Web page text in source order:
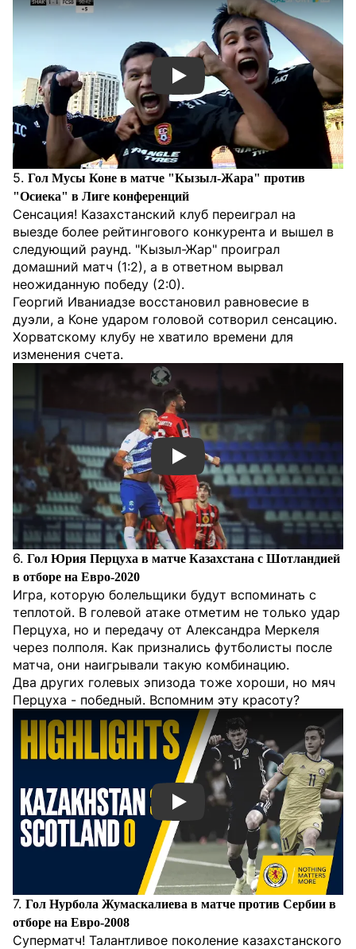
Смотреть видео YouTube
5. Гол Мусы Коне в матче "Кызыл-Жара" против
"Осиека" в Лиге конференций
Сенсация! Казахстанский клуб переиграл на
выезде более рейтингового конкурента и вышел в
следующий раунд. "Кызыл-Жар" проиграл
домашний матч (1:2), а в ответном вырвал
неожиданную победу (2:0).
Георгий Иваниадзе восстановил равновесие в
дуэли, а Коне ударом головой сотворил сенсацию.
Хорватскому клубу не хватило времени для
изменения счета.
Смотреть видео YouTube
6. Гол Юрия Перцуха в матче Казахстана с Шотландией
в отборе на Евро-2020
Игра, которую болельщики будут вспоминать с
теплотой. В голевой атаке отметим не только удар
Перцуха, но и передачу от Александра Меркеля
через полполя. Как признались футболисты после
матча, они наигрывали такую комбинацию.
Два других голевых эпизода тоже хороши, но мяч
Перцуха - победный. Вспомним эту красоту?
Смотреть видео YouTube
7. Гол Нурбола Жумаскалиева в матче против Сербии в
отборе на Евро-2008
Суперматч! Талантливое поколение казахстанского